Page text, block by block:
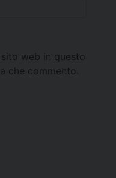
web in questo
che commento.